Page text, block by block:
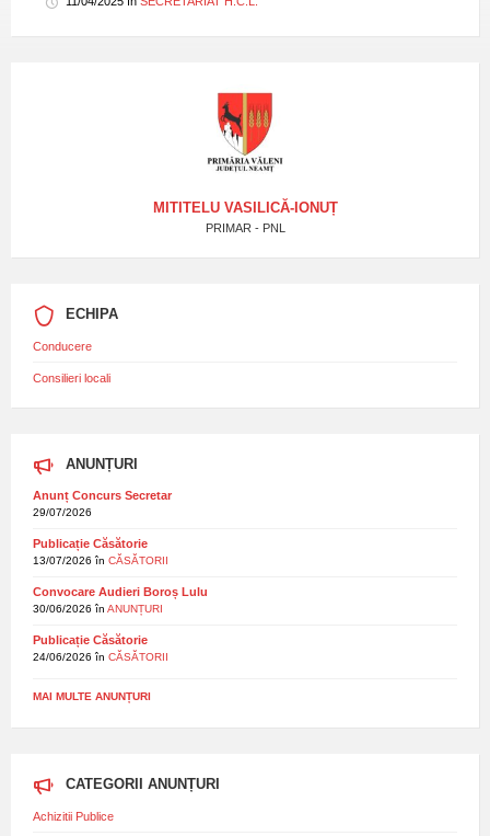
MITITELU VASILICĂ-IONUȚ
PRIMAR - PNL
ECHIPA
Conducere
Consilieri locali
ANUNȚURI
Anunț Concurs Secretar
29/07/2026
Publicație Căsătorie
13/07/2026 în CĂSĂTORII
Convocare Audieri Boroș Lulu
30/06/2026 în ANUNȚURI
Publicație Căsătorie
24/06/2026 în CĂSĂTORII
MAI MULTE ANUNȚURI
CATEGORII ANUNȚURI
Achizitii Publice